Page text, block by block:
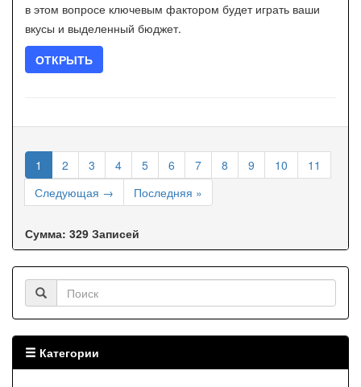
в этом вопросе ключевым фактором будет играть ваши
вкусы и выделенный бюджет.
ОТКРЫТЬ
1 2 3 4 5 6 7 8 9 10
11
Следующая →
Последняя »
Сумма: 329 Записей
Категории